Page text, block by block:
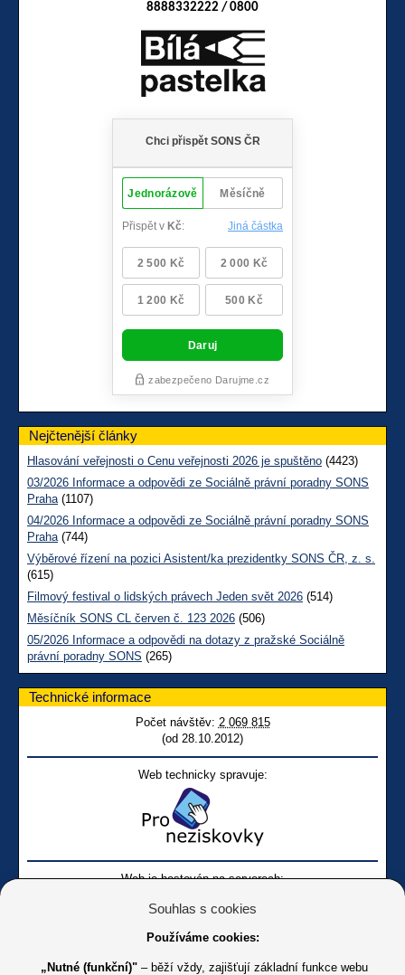
8888332222 / 0800
Nejčtenější články
Hlasování veřejnosti o Cenu veřejnosti 2026 je spuštěno (4423)
03/2026 Informace a odpovědi ze Sociálně právní poradny SONS
Praha(1107)
04/2026 Informace a odpovědi ze Sociálně právní poradny SONS
Praha(744)
Výběrové řízení na pozici Asistent/ka prezidentky SONS ČR, z. s.
(615)
Filmový festival o lidských právech Jeden svět 2026 (514)
Měsíčník SONS CL červen č. 123 2026 (506)
05/2026 Informace a odpovědi na dotazy z pražské Sociálně
právní poradny SONS (265)
Technické informace
Počet návštěv: 2 069 815
(od 28.10.2012)
Web technicky spravuje:
Web je hostován na serverech:
Souhlas s cookies
Používáme cookies:
„Nutné (funkční)" – běží vždy, zajišťují základní funkce webu